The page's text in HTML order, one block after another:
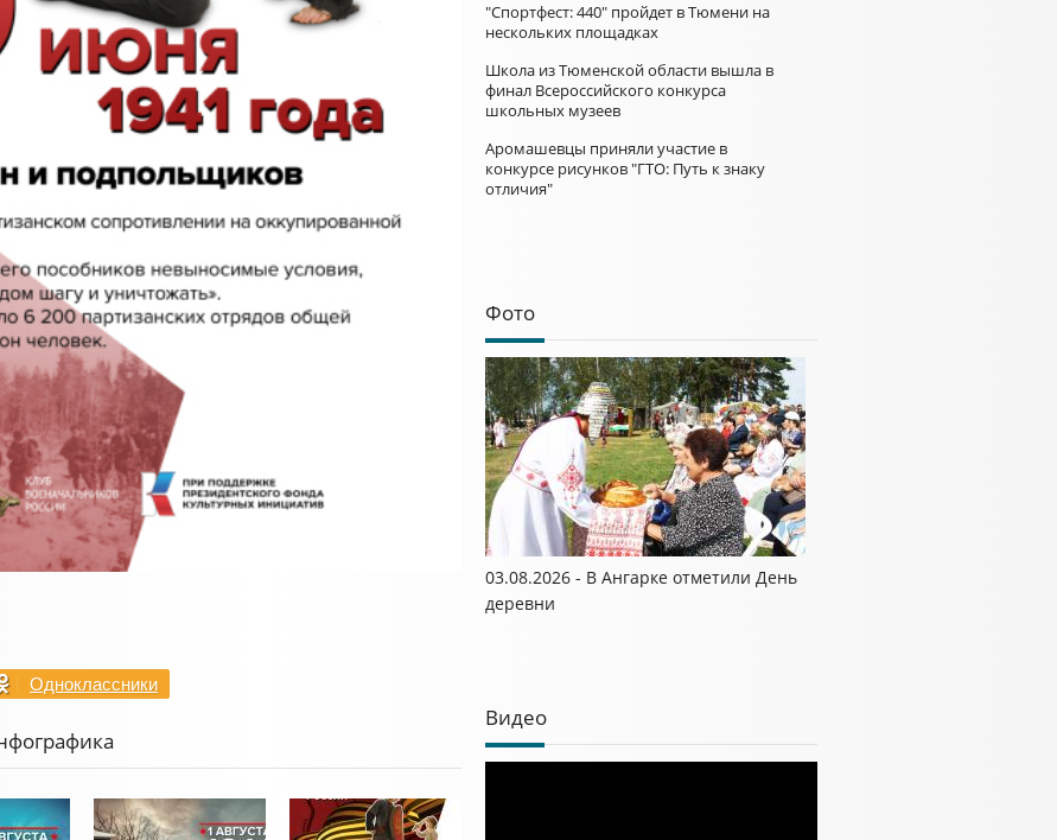
Одноклассники
"Спортфест: 440" пройдет в Тюмени на
нескольких площадках
Школа из Тюменской области вышла в
финал Всероссийского конкурса
школьных музеев
Аромашевцы приняли участие в
конкурсе рисунков "ГТО: Путь к знаку
отличия"
Фото
03.08.2026 - В Ангарке отметили День
деревни
Видео